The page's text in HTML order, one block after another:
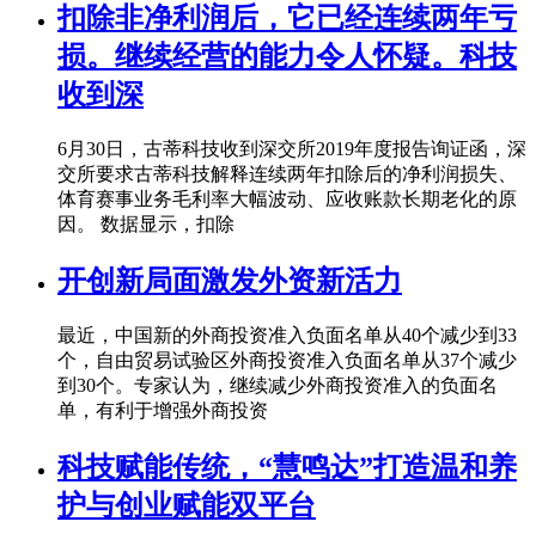
扣除非净利润后，它已经连续两年亏
损。继续经营的能力令人怀疑。科技
收到深
6月30日，古蒂科技收到深交所2019年度报告询证函，深
交所要求古蒂科技解释连续两年扣除后的净利润损失、
体育赛事业务毛利率大幅波动、应收账款长期老化的原
因。 数据显示，扣除
开创新局面激发外资新活力
最近，中国新的外商投资准入负面名单从40个减少到33
个，自由贸易试验区外商投资准入负面名单从37个减少
到30个。专家认为，继续减少外商投资准入的负面名
单，有利于增强外商投资
科技赋能传统，“慧鸣达”打造温和养
护与创业赋能双平台